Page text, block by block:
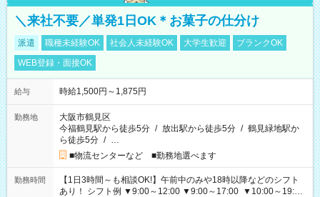
＼来社不要／単発1日OK＊お菓子の仕分け
派遣 職種未経験OK 社会人未経験OK 大学生歓迎
ブランクOK
WEB登録・面接OK
給与 時給1,500円～1,875円
勤務地
大阪市鶴見区
今福鶴見駅から徒歩5分 / 放出駅から徒歩5分 / 鶴見緑地駅か
ら徒歩5分 / …
■物流センターなど ■勤務地選べます
勤務時間
【1日3時間～も相談OK!】午前中のみや18時以降などのシフト
あり！ シフト例 ▼9:00～12:00 ▼9:00～17:00 ▼10:00～19:00